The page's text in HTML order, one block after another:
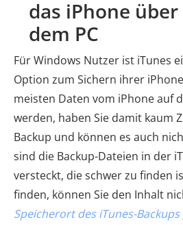
das iPhone
dem PC
Für Windows Nutzer ist iTunes
Option zum Sichern ihrer
meisten Daten vom iPhone auf
werden, haben Sie damit kaum
Backup und können es auch
sind die Backup-Dateien in der
versteckt, die schwer zu finden
finden, können Sie den Inhalt
Speicherort des iTunes-Backups